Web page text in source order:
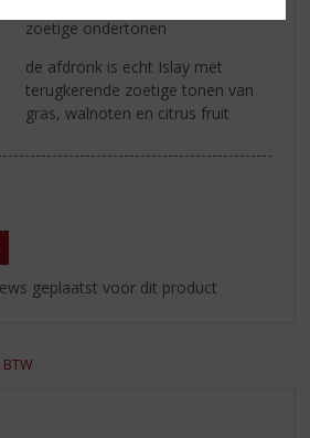
zoetige ondertonen
de afdronk is echt Islay met
terugkerende zoetige tonen van
gras, walnoten en citrus fruit
geplaatst voor dit product
BTW